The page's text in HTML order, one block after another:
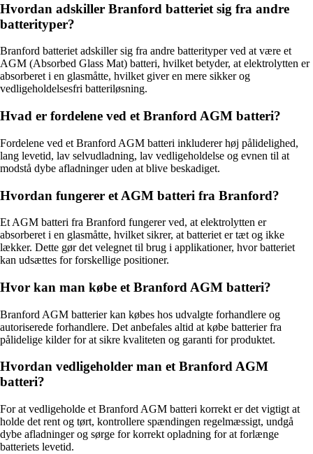
Hvordan adskiller Branford batteriet sig fra andre
batterityper?
Branford batteriet adskiller sig fra andre batterityper ved at være et
AGM (Absorbed Glass Mat) batteri, hvilket betyder, at elektrolytten er
absorberet i en glasmåtte, hvilket giver en mere sikker og
vedligeholdelsesfri batteriløsning.
Hvad er fordelene ved et Branford AGM batteri?
Fordelene ved et Branford AGM batteri inkluderer høj pålidelighed,
lang levetid, lav selvudladning, lav vedligeholdelse og evnen til at
modstå dybe afladninger uden at blive beskadiget.
Hvordan fungerer et AGM batteri fra Branford?
Et AGM batteri fra Branford fungerer ved, at elektrolytten er
absorberet i en glasmåtte, hvilket sikrer, at batteriet er tæt og ikke
lækker. Dette gør det velegnet til brug i applikationer, hvor batteriet
kan udsættes for forskellige positioner.
Hvor kan man købe et Branford AGM batteri?
Branford AGM batterier kan købes hos udvalgte forhandlere og
autoriserede forhandlere. Det anbefales altid at købe batterier fra
pålidelige kilder for at sikre kvaliteten og garanti for produktet.
Hvordan vedligeholder man et Branford AGM
batteri?
For at vedligeholde et Branford AGM batteri korrekt er det vigtigt at
holde det rent og tørt, kontrollere spændingen regelmæssigt, undgå
dybe afladninger og sørge for korrekt opladning for at forlænge
batteriets levetid.